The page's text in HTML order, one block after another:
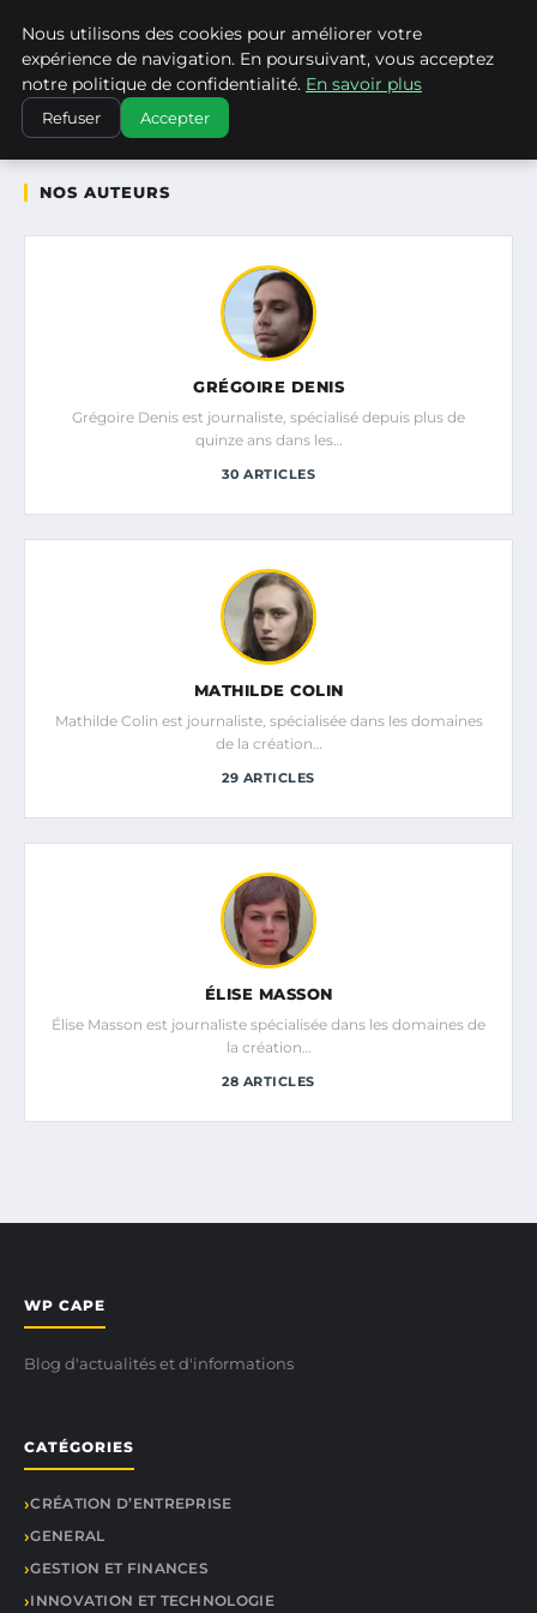
WP CAPE
ACCUEIL AUTEURS
NOS AUTEURS
GRÉGOIRE DENIS
Grégoire Denis est journaliste, spécialisé depuis plus de
quinze ans dans les…
30 ARTICLES
MATHILDE COLIN
Mathilde Colin est journaliste, spécialisée dans les domaines
de la création…
29 ARTICLES
ÉLISE MASSON
Élise Masson est journaliste spécialisée dans les domaines de
la création…
28 ARTICLES
WP CAPE
Blog d'actualités et d'informations
CATÉGORIES
CRÉATION D’ENTREPRISE
GENERAL
GESTION ET FINANCES
INNOVATION ET TECHNOLOGIE
Nous utilisons des cookies pour améliorer votre
expérience de navigation. En poursuivant, vous acceptez
notre politique de confidentialité. En savoir plus
Refuser Accepter